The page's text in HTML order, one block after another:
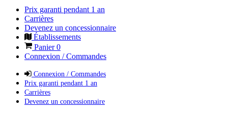
Prix garanti pendant 1 an
Carrières
Devenez un concessionnaire
Établissements
Panier0
Connexion / Commandes
Connexion / Commandes
Prix garanti pendant 1 an
Carrières
Devenez un concessionnaire